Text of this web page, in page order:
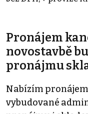
Pronájem
novostavbě
pronájmu
Nabízím pronájem
vybudované